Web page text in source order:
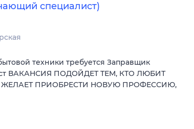
специалист)
техники требуется Заправщик
ВАКАНСИЯ ПОДОЙДЕТ ТЕМ, КТО ЛЮБИТ
ПРИОБРЕСТИ НОВУЮ ПРОФЕССИЮ,